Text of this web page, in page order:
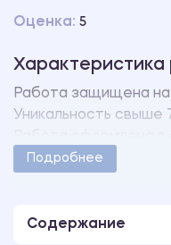
Оценка: 5
Характеристика
Работа защищена на
Уникальность свыше
методическими
Подробнее
Содержание